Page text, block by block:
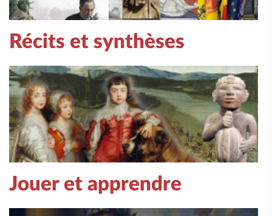
Récits et synthèses
Jouer et apprendre